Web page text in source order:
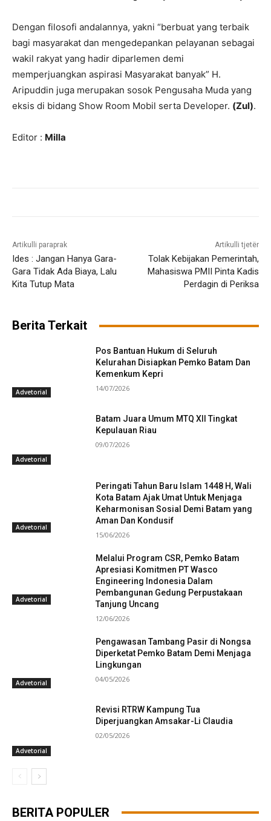
Dengan filosofi andalannya, yakni “berbuat yang terbaik
bagi masyarakat dan mengedepankan pelayanan sebagai
wakil rakyat yang hadir diparlemen demi
memperjuangkan aspirasi Masyarakat banyak” H.
Aripuddin juga merupakan sosok Pengusaha Muda yang
eksis di bidang Show Room Mobil serta Developer. (Zul).
Editor : Milla
Artikulli paraprak
Ides : Jangan Hanya Gara-
Gara Tidak Ada Biaya, Lalu
Kita Tutup Mata
Artikulli tjetër
Tolak Kebijakan Pemerintah,
Mahasiswa PMII Pinta Kadis
Perdagin di Periksa
Berita Terkait
Advetorial
Pos Bantuan Hukum di Seluruh
Kelurahan Disiapkan Pemko Batam Dan
Kemenkum Kepri
14/07/2026
Advetorial
Batam Juara Umum MTQ XII Tingkat
Kepulauan Riau
09/07/2026
Advetorial
Peringati Tahun Baru Islam 1448 H, Wali
Kota Batam Ajak Umat Untuk Menjaga
Keharmonisan Sosial Demi Batam yang
Aman Dan Kondusif
15/06/2026
Advetorial
Melalui Program CSR, Pemko Batam
Apresiasi Komitmen PT Wasco
Engineering Indonesia Dalam
Pembangunan Gedung Perpustakaan
Tanjung Uncang
12/06/2026
Advetorial
Pengawasan Tambang Pasir di Nongsa
Diperketat Pemko Batam Demi Menjaga
Lingkungan
04/05/2026
Advetorial
Revisi RTRW Kampung Tua
Diperjuangkan Amsakar-Li Claudia
02/05/2026
BERITA POPULER